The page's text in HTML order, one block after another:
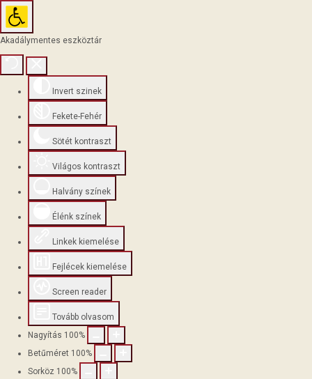
Akadálymentes eszköztár
Invert szinek
Fekete-Fehér
Sötét kontraszt
Világos kontraszt
Halvány színek
Élénk színek
Linkek kiemelése
Fejlécek kiemelése
Screen reader
Tovább olvasom
Nagyítás 100%
Betűméret 100%
Sorköz 100%